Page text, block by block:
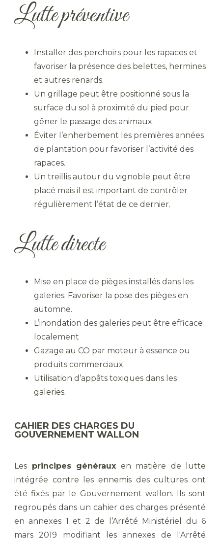
Lutte préventive
Installer des perchoirs pour les rapaces et
favoriser la présence des belettes, hermines
et autres renards.
Un grillage peut être positionné sous la
surface du sol à proximité du pied pour
gêner le passage des animaux.
Éviter l’enherbement les premières années
de plantation pour favoriser l’activité des
rapaces.
Un treillis autour du vignoble peut être
placé mais il est important de contrôler
régulièrement l’état de ce dernier.
Lutte directe
Mise en place de pièges installés dans les
galeries. Favoriser la pose des pièges en
automne.
L’inondation des galeries peut être efficace
localement
Gazage au CO par moteur à essence ou
produits commerciaux
Utilisation d’appâts toxiques dans les
galeries.
CAHIER DES CHARGES DU
GOUVERNEMENT WALLON
Les principes généraux en matière de lutte
intégrée contre les ennemis des cultures ont
été fixés par le Gouvernement wallon. Ils sont
regroupés dans un cahier des charges présenté
en annexes 1 et 2 de l’Arrêté Ministériel du 6
mars 2019 modifiant les annexes de l'Arrêté